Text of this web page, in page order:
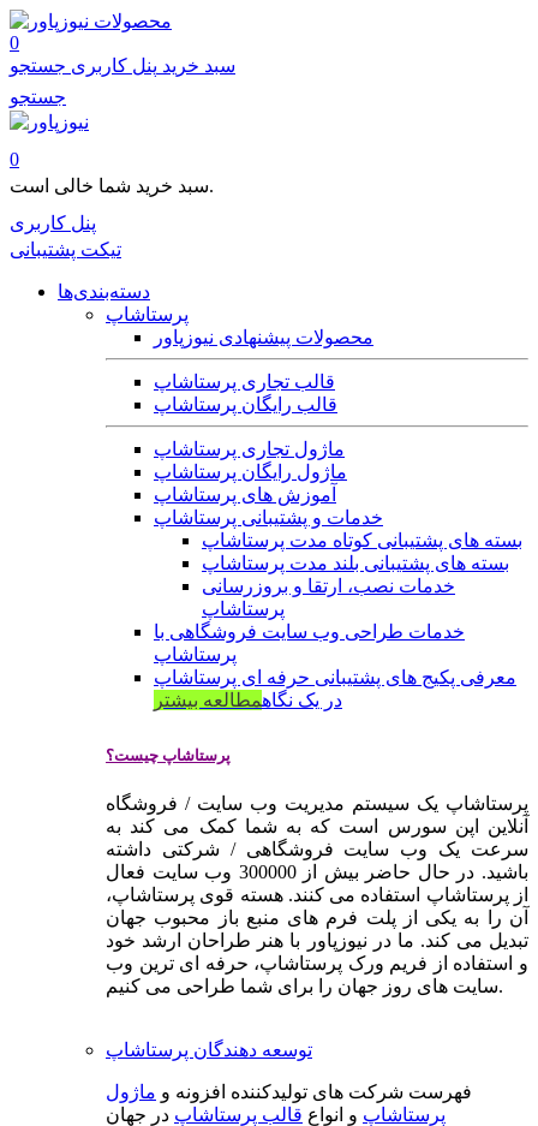
محصولات
0
سبد خرید پنل کاربری جستجو
جستجو
0
سبد خرید شما خالی است.
پنل کاربری
تیکت پشتیبانی
دسته‌بندی‌ها
پرستاشاپ
محصولات پیشنهادی نیوزپاور
قالب تجاری پرستاشاپ
قالب رایگان پرستاشاپ
ماژول تجاری پرستاشاپ
ماژول رایگان پرستاشاپ
آموزش های پرستاشاپ
خدمات و پشتیبانی پرستاشاپ
بسته های پشتیبانی کوتاه مدت پرستاشاپ
بسته های پشتیبانی بلند مدت پرستاشاپ
خدمات نصب، ارتقا و بروزرسانی
پرستاشاپ
خدمات طراحی وب سایت فروشگاهی با
پرستاشاپ
معرفی پکیج های پشتیبانی حرفه ای پرستاشاپ
در یک نگاهمطالعه بیشتر
پرستاشاپ چیست؟
پرستاشاپ یک سیستم مدیریت وب سایت / فروشگاه
آنلاین اپن سورس است که به شما کمک می کند به
سرعت یک وب سایت فروشگاهی / شرکتی داشته
باشید. در حال حاضر بیش از 300000 وب سایت فعال
از پرستاشاپ استفاده می کنند. هسته قوی پرستاشاپ،
آن را به یکی از پلت فرم های منبع باز محبوب جهان
تبدیل می کند. ما در نیوزپاور با هنر طراحان ارشد خود
و استفاده از فریم ورک پرستاشاپ، حرفه ای ترین وب
سایت های روز جهان را برای شما طراحی می کنیم.
توسعه دهندگان پرستاشاپ
فهرست شرکت های تولیدکننده افزونه و ماژول
پرستاشاپ و انواع قالب پرستاشاپ در جهان